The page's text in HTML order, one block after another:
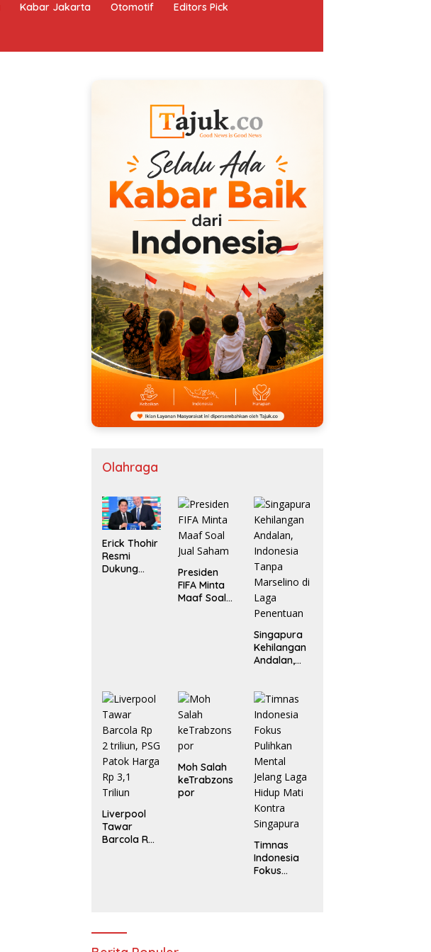
Kabar Jakarta Otomotif Editors Pick
Olahraga
Erick Thohir
Resmi
Dukung
Presiden
FIFA Minta
Maaf Soal
Singapura
Kehilangan
Andalan,
Marselino di
Laga
Penentuan
Liverpool
Tawar
Barcola Rp
Moh Salah
keTrabzons
por
Timnas
Indonesia
Fokus